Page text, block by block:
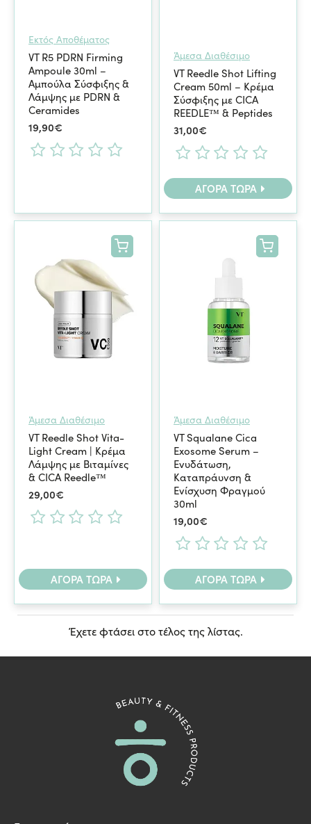
Εκτός Αποθέματος
VT R5 PDRN Firming
Ampoule 30ml –
Αμπούλα Σύσφιξης &
Λάμψης με PDRN &
Ceramides
19,90€
Άμεσα Διαθέσιμο
VT Reedle Shot Lifting
Cream 50ml – Κρέμα
Σύσφιξης με CICA
REEDLE™ & Peptides
31,00€
ΑΓΟΡΆ ΤΏΡΑ
Άμεσα Διαθέσιμο
VT Reedle Shot Vita-
Light Cream | Κρέμα
Λάμψης με Βιταμίνες
& CICA Reedle™
29,00€
ΑΓΟΡΆ ΤΏΡΑ
Άμεσα Διαθέσιμο
VT Squalane Cica
Exosome Serum –
Ενυδάτωση,
Καταπράυνση &
Ενίσχυση Φραγμού
30ml
19,00€
ΑΓΟΡΆ ΤΏΡΑ
Έχετε φτάσει στο τέλος της λίστας.